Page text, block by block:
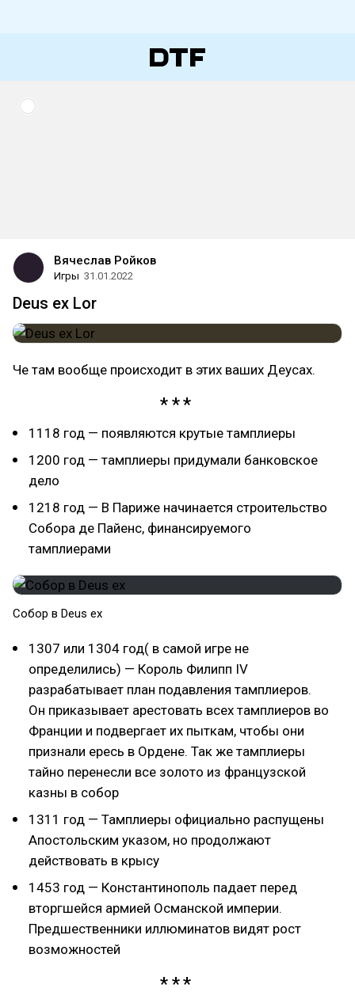
Вячеслав Ройков
Игры 31.01.2022
Deus ex Lor
Че там вообще происходит в этих ваших Деусах.
1118 год — появляются крутые тамплиеры
1200 год — тамплиеры придумали банковское
дело
1218 год — В Париже начинается строительство
Собора де Пайенс, финансируемого
тамплиерами
Собор в Deus ex
1307 или 1304 год( в самой игре не
определились) — Король Филипп IV
разрабатывает план подавления тамплиеров.
Он приказывает арестовать всех тамплиеров во
Франции и подвергает их пыткам, чтобы они
признали ересь в Ордене. Так же тамплиеры
тайно перенесли все золото из французской
казны в собор
1311 год — Тамплиеры официально распущены
Апостольским указом, но продолжают
действовать в крысу
1453 год — Константинополь падает перед
вторгшейся армией Османской империи.
Предшественники иллюминатов видят рост
возможностей